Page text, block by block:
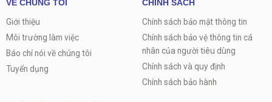
VỀ CHÚNG TÔI
Giới thiệu
Môi trường làm việc
Báo chí nói về chúng tôi
Tuyển dụng
CHÍNH SÁCH
Chính sách bảo mật thông tin
Chính sách bảo vệ thông tin cá
nhân của người tiêu dùng
Chính sách và quy định
Chính sách bảo hành